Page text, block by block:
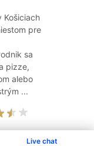
Live chat
Košiciach
pre
sa
pizze,
alebo
...